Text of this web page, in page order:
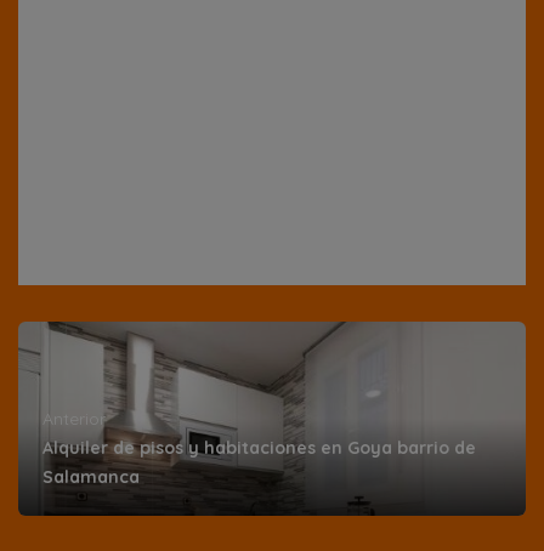
Anterior
Alquiler de pisos y habitaciones en Goya barrio de
Salamanca